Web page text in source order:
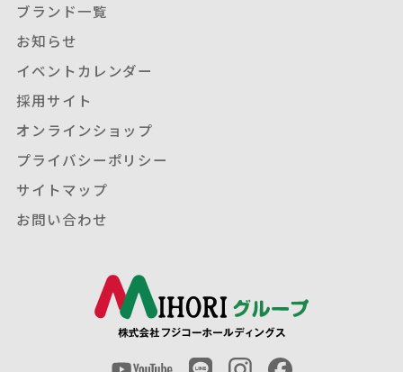
ブランド一覧
お知らせ
イベントカレンダー
採用サイト
オンラインショップ
プライバシーポリシー
サイトマップ
お問い合わせ